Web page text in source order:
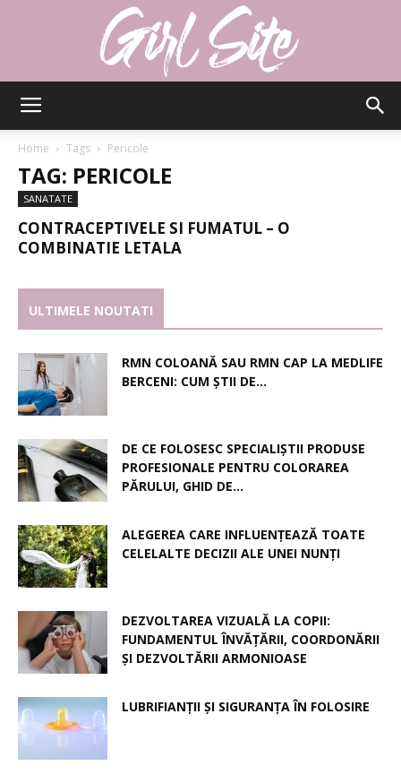
Home Tags Pericole
TAG: PERICOLE
SANATATE
CONTRACEPTIVELE SI FUMATUL – O
COMBINATIE LETALA
ULTIMELE NOUTATI
RMN COLOANĂ SAU RMN CAP LA MEDLIFE
BERCENI: CUM ȘTII DE...
DE CE FOLOSESC SPECIALIȘTII PRODUSE
PROFESIONALE PENTRU COLORAREA
PĂRULUI, GHID DE...
ALEGEREA CARE INFLUENȚEAZĂ TOATE
CELELALTE DECIZII ALE UNEI NUNȚI
DEZVOLTAREA VIZUALĂ LA COPII:
FUNDAMENTUL ÎNVĂȚĂRII, COORDONĂRII
ȘI DEZVOLTĂRII ARMONIOASE
LUBRIFIANȚII ȘI SIGURANȚA ÎN FOLOSIRE